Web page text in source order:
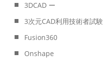
3DCAD ー
3次元CAD利用技術者試験
Fusion360
Onshape